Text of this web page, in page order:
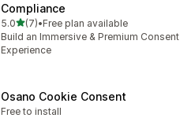
Compliance
5.05つ星中
(7)
合計レビュー数：7件
•Free plan available
Build an Immersive & Premium Consent
Experience
Osano Cookie Consent
Free to install